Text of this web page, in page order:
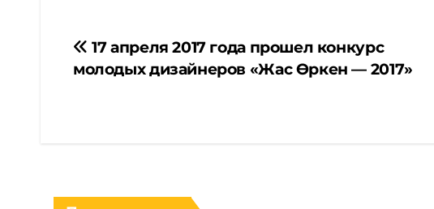
Навигация
17 апреля 2017 года прошел конкурс
молодых дизайнеров «Жас Өркен — 2017»